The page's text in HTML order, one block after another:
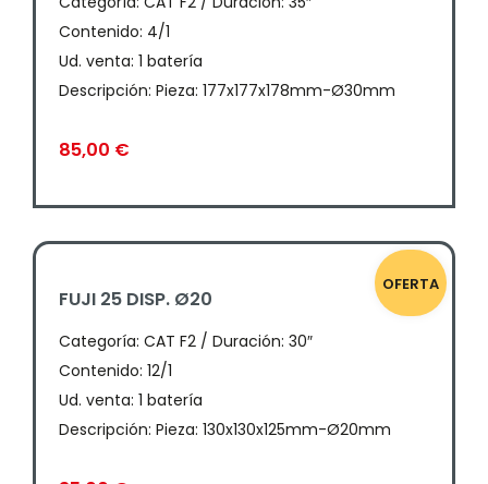
Contenido: 4/1
Ud. venta: 1 batería
Descripción: Pieza: 177x177x178mm-Ø30mm
85,00 €
OFERTA
FUJI 25 DISP. Ø20
Categoría: CAT F2 / Duración: 30″
Contenido: 12/1
Ud. venta: 1 batería
Descripción: Pieza: 130x130x125mm-Ø20mm